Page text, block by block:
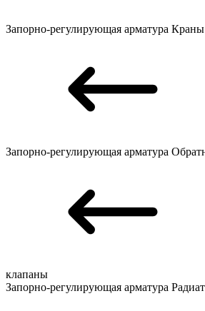
Запорно-регулирующая арматура
Запорно-регулирующая арматура
клапаны
Запорно-регулирующая арматура